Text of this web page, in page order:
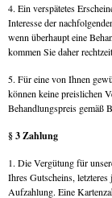
4. Ein verspätetes
Interesse der
wenn überhaupt eine
kommen Sie daher
5. Für eine von Ihnen
können keine preislichen
Behandlungspreis gemäß
§ 3 Zahlung
1. Die Vergütung für
Ihres Gutscheins,
Aufzahlung. Eine